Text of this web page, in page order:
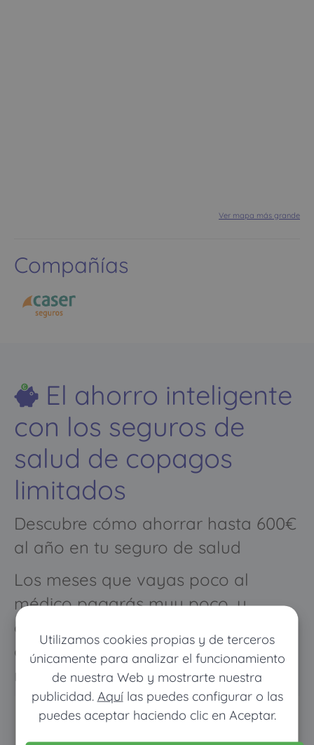
Utilizamos cookies propias y de terceros
únicamente para analizar el funcionamiento
de nuestra Web y mostrarte nuestra
publicidad. Aquílas puedes configurar o las
puedes aceptar haciendo clic en Aceptar.
Ver mapa más grande
Compañías
El ahorro inteligente
con los seguros de
salud de copagos
limitados
Descubre cómo ahorrar hasta 600€
al año en tu seguro de salud
Los meses que vayas poco al
médico pagarás muy poco, y
cuando vayas mucho pagarás
como con un seguro médico
normal